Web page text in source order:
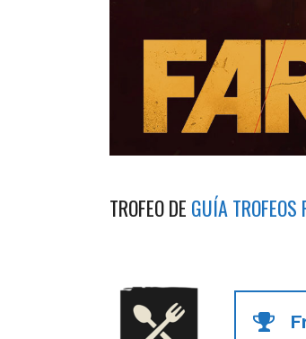
TROFEO DE GUÍA TROFEOS